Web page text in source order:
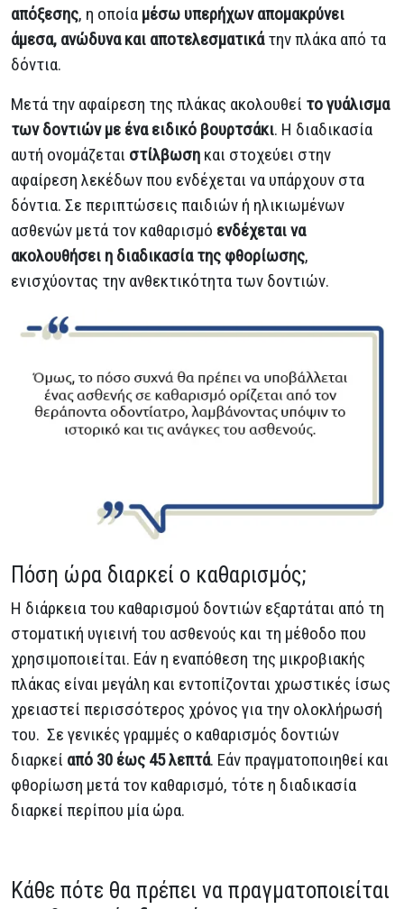
απόξεσης, η οποία μέσω υπερήχων απομακρύνει
άμεσα, ανώδυνα και αποτελεσματικάτην πλάκα από τα
δόντια.
Μετά την αφαίρεση της πλάκας ακολουθεί το γυάλισμα
των δοντιών με ένα ειδικό βουρτσάκι. Η διαδικασία
αυτή ονομάζεται στίλβωση και στοχεύει στην
αφαίρεση λεκέδων που ενδέχεται να υπάρχουν στα
δόντια. Σε περιπτώσεις παιδιών ή ηλικιωμένων
ασθενών μετά τον καθαρισμό ενδέχεται να
ακολουθήσει η διαδικασία της φθορίωσης,
ενισχύοντας την ανθεκτικότητα των δοντιών.
Πόση ώρα διαρκεί ο καθαρισμός;
Η διάρκεια του καθαρισμού δοντιών εξαρτάται από τη
στοματική υγιεινή του ασθενούς και τη μέθοδο που
χρησιμοποιείται. Εάν η εναπόθεση της μικροβιακής
πλάκας είναι μεγάλη και εντοπίζονται χρωστικές ίσως
χρειαστεί περισσότερος χρόνος για την ολοκλήρωσή
του. Σε γενικές γραμμές ο καθαρισμός δοντιών
διαρκεί από 30 έως 45 λεπτά. Εάν πραγματοποιηθεί και
φθορίωση μετά τον καθαρισμό, τότε η διαδικασία
διαρκεί περίπου μία ώρα.
Κάθε πότε θα πρέπει να πραγματοποιείται